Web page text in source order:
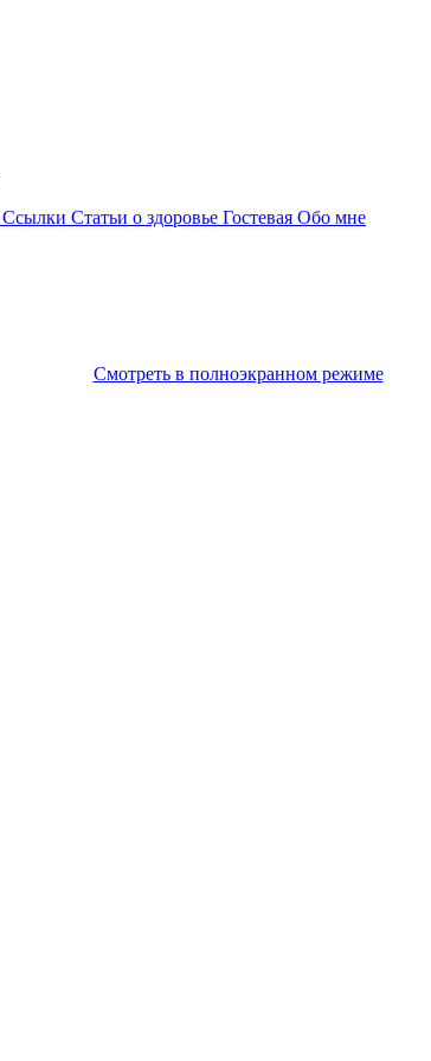
Ссылки Статьи о здоровье Гостевая Обо мне
Смотреть в полноэкранном режиме